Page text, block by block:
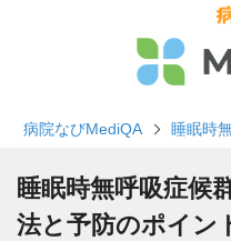
病院なびMediQA 睡眠時
睡眠時無呼吸症候
法と予防のポイン